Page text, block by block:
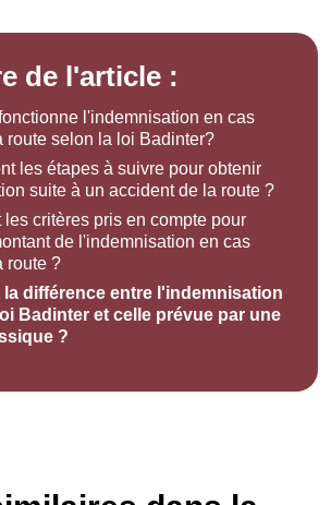
de l'article :
l'indemnisation en cas
route selon la loi Badinter?
les étapes à suivre pour obtenir
suite à un accident de la route ?
les critères pris en compte pour
de l'indemnisation en cas
route ?
la différence entre l'indemnisation
Badinter et celle prévue par une
?